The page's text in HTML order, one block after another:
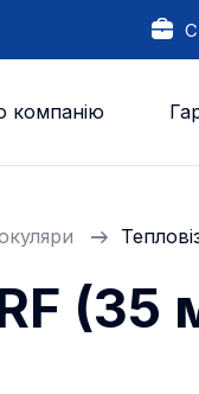
компанію
(35